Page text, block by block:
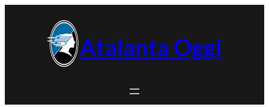
Atalanta Oggi